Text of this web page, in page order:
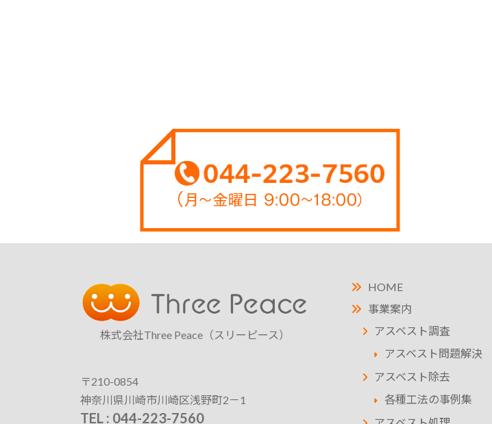
株式会社Three Peace（スリーピース）
〒210-0854
神奈川県川崎市川崎区浅野町2－1
TEL : 044-223-7560
HOME
事業案内
アスベスト調査
アスベスト問題解決
アスベスト除去
各種工法の事例集